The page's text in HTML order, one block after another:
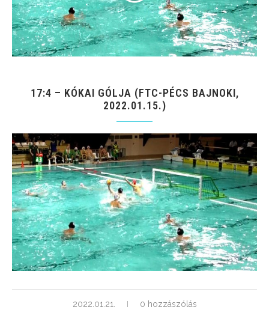
17:4 – KÓKAI GÓLJA (FTC-PÉCS BAJNOKI,
2022.01.15.)
2022.01.21. 0 hozzászólás